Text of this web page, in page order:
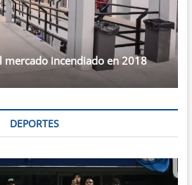
mercado incendiado en 2018
DEPORTES